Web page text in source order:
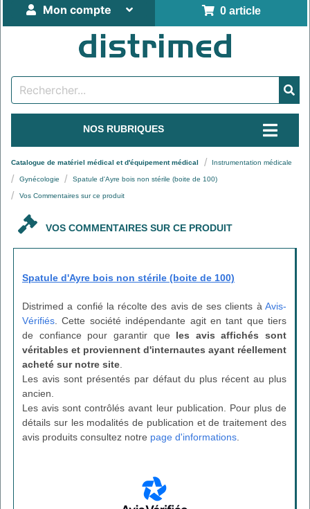
0 article
Mon compte
NOS RUBRIQUES
Catalogue de matériel médical et d'équipement médical Instrumentation médicale
Gynécologie Spatule d'Ayre bois non stérile (boite de 100)
Vos Commentaires sur ce produit
VOS COMMENTAIRES SUR CE PRODUIT
Spatule d'Ayre bois non stérile (boite de 100)
Distrimed a confié la récolte des avis de ses clients à Avis-
Vérifiés . Cette société indépendante agit en tant que tiers
de confiance pour garantir que les avis affichés sont
véritables et proviennent d'internautes ayant réellement
acheté sur notre site
Les avis sont présentés par défaut du plus récent au plus
ancien.
Les avis sont contrôlés avant leur publication. Pour plus de
détails sur les modalités de publication et de traitement des
avis produits consultez notre page d'informations